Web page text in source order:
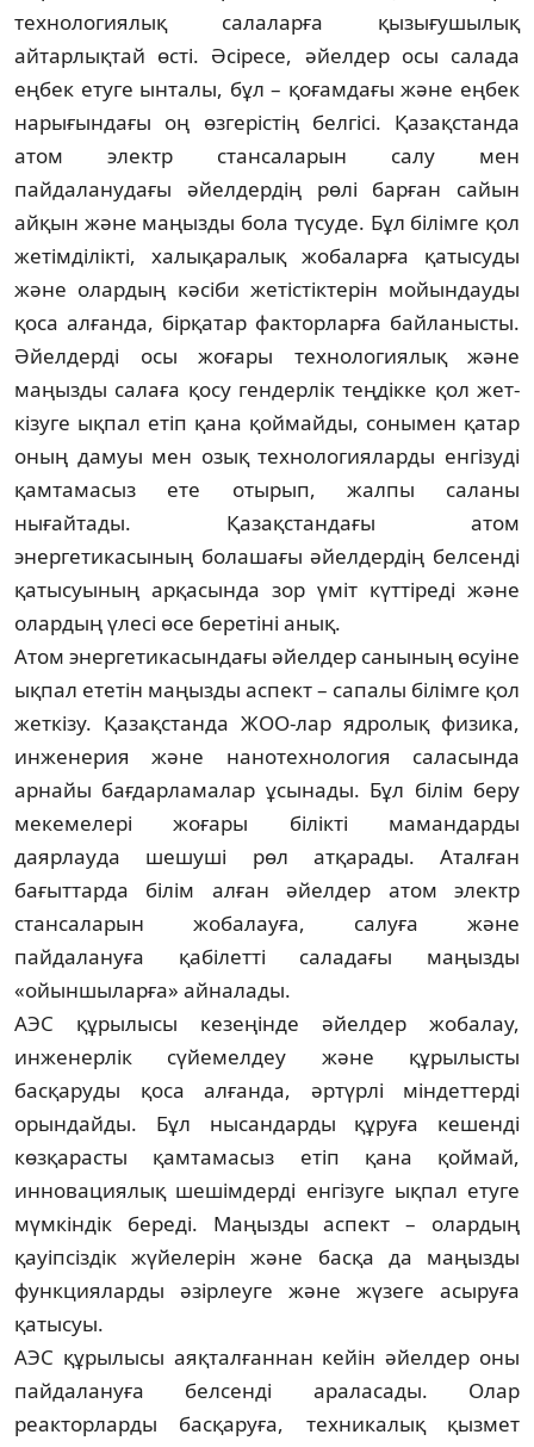
технологиялық салаларға қы­зығушылық
айтарлықтай өсті. Әсіресе, әйел­дер осы салада
еңбек етуге ынталы, бұл – қоғам­дағы және еңбек
нарығындағы оң өзгерістің белгісі. Қазақстанда
атом электр стансаларын салу мен
пайдаланудағы әйелдердің рөлі барған сайын
айқын және маңызды бола түсуде. Бұл білімге қол
жетімділікті, халық­аралық жобаларға қатысуды
және олардың кәсіби жетістіктерін мойындауды
қоса алғанда, бірқатар факторларға байланысты.
Әйелдерді осы жоғары технологиялық және
маңызды салаға қосу гендерлік теңдікке қол жет­
кізуге ықпал етіп қана қоймайды, сон­ы­мен қатар
оның дамуы мен озық техноло­гия­ларды енгізуді
қамтамасыз ете отырып, жалпы саланы
нығайтады. Қазақстандағы атом
энергетикасының болашағы әйелдердің белсенді
қатысуының арқасында зор үміт күттіреді және
олардың үлесі өсе беретіні анық.
Атом энергетикасындағы әйелдер саны­ның өсуіне
ықпал ететін маңызды аспект – сапалы білімге қол
жеткізу. Қазақстанда ЖОО-лар ядролық физика,
инженерия және на­нотехнология саласында
арнайы бағдар­ламалар ұсынады. Бұл білім беру
мекемелері жоғары білікті мамандарды
даярлауда ше­шу­ші рөл атқарады. Аталған
бағыттарда бі­лім алған әйелдер атом электр
стансаларын жо­балауға, салуға және
пайдалануға қабі­лет­ті саладағы маңызды
«ойыншыларға» ай­на­лады.
АЭС құрылысы кезеңінде әйелдер жоба­лау,
инженерлік сүйемелдеу және құрылысты
басқаруды қоса алғанда, әртүрлі міндеттерді
орындайды. Бұл нысандарды құруға кешенді
көзқарасты қамтамасыз етіп қана қоймай,
инновациялық шешімдерді енгізуге ықпал етуге
мүмкіндік береді. Маңызды аспект – олардың
қауіпсіздік жүйелерін және басқа да маңызды
функцияларды әзірлеуге және жүзеге асыруға
қатысуы.
АЭС құрылысы аяқталғаннан кейін әйел­дер оны
пайдалануға белсенді араласа­ды. Олар
реакторларды басқаруға, техника­лық қызмет